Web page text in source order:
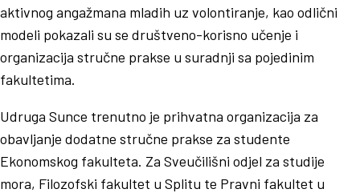
aktivnog angažmana mladih uz volontiranje, kao odlični
modeli pokazali su se društveno-korisno učenje i
organizacija stručne prakse u suradnji sa pojedinim
fakultetima.
Udruga Sunce trenutno je prihvatna organizacija za
obavljanje dodatne stručne prakse za studente
Ekonomskog fakulteta. Za Sveučilišni odjel za studije
mora, Filozofski fakultet u Splitu te Pravni fakultet u